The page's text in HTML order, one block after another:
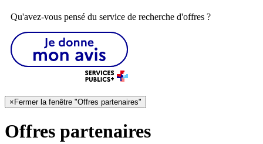
Qu'avez-vous pensé du service de recherche d'offres ?
×Fermer la fenêtre "Offres partenaires"
Offres partenaires